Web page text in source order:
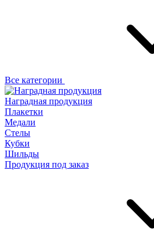
Все категории
Наградная продукция
Плакетки
Медали
Стелы
Кубки
Шильды
Продукция под заказ